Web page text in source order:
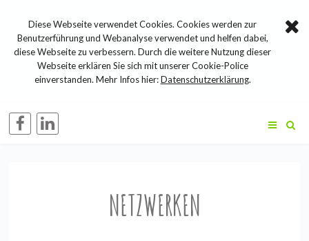
NETZWERKEN
Diese Webseite verwendet Cookies. Cookies werden zur
Benutzerführung und Webanalyse verwendet und helfen dabei,
diese Webseite zu verbessern. Durch die weitere Nutzung dieser
Webseite erklären Sie sich mit unserer Cookie-Police
einverstanden. Mehr Infos hier:Datenschutzerklärung.